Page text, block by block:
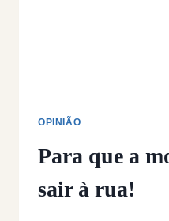
OPINIÃO
Para que a
sair à rua!